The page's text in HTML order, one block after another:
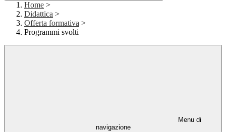
Home >
Didattica >
Offerta formativa >
Programmi svolti
Menu di
navigazione